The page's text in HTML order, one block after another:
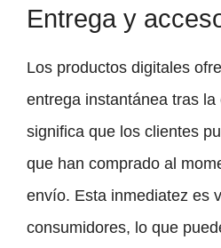
Entrega y
Los productos digitales
entrega instantánea tras la
significa que los clientes
que han comprado al
envío. Esta inmediatez es
consumidores, lo que